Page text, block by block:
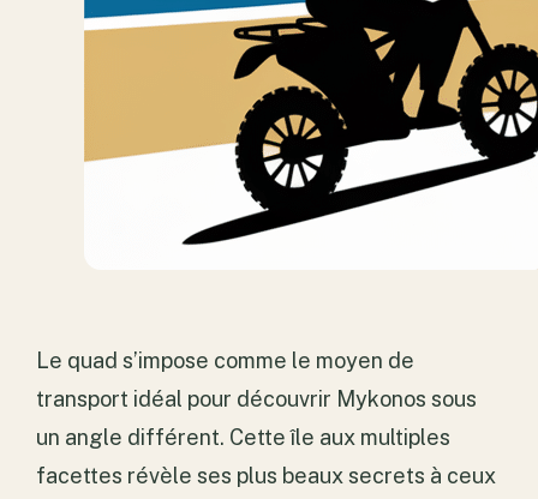
Le quad s’impose comme le moyen de
transport idéal pour découvrir Mykonos sous
un angle différent. Cette île aux multiples
facettes révèle ses plus beaux secrets à ceux